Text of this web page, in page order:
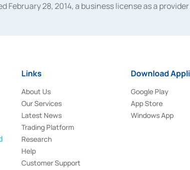
February 28, 2014, a business license as a
Authority Number S-67/PM.21/2014 dated
in 2018.
Links
About Us
Our Services
Latest News
Trading Platform
Research
Help
Customer Support
Download
Google Play
App Store
Windows App